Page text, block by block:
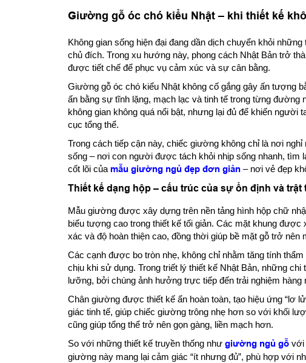
Giường gỗ óc chó kiểu Nhật – khi thiết kế
Không gian sống hiện đại đang dần dịch chuyển khỏi
chủ đích. Trong xu hướng này, phong cách Nhật Bản trở
được tiết chế để phục vụ cảm xúc và sự cân bằng.
Giường gỗ óc chó kiểu Nhật không cố gắng gây ấn tượng
ấn bằng sự tĩnh lặng, mạch lạc và tinh tế trong từng đường
không gian không quá nổi bật, nhưng lại đủ để khiến người
cục tổng thể.
Trong cách tiếp cận này, chiếc giường không chỉ là nơi
sống – nơi con người được tách khỏi nhịp sống nhanh, tìm
cốt lõi của mẫu giường ngủ đẹp đơn giản – nơi vẻ đẹp
Thiết kế dạng hộp – cấu trúc của sự ổn định và trật
Mẫu giường được xây dựng trên nền tảng hình hộp chữ
biểu tượng cao trong thiết kế tối giản. Các mặt khung
xác và độ hoàn thiện cao, đồng thời giúp bề mặt gỗ trở nên
Các cạnh được bo tròn nhẹ, không chỉ nhằm tăng tính
chịu khi sử dụng. Trong triết lý thiết kế Nhật Bản, những
lưỡng, bởi chúng ảnh hưởng trực tiếp đến trải nghiệm hàng
Chân giường được thiết kế ẩn hoàn toàn, tạo hiệu ứng “lơ
giác tinh tế, giúp chiếc giường trông nhẹ hơn so với khối
cũng giúp tổng thể trở nên gọn gàng, liền mạch hơn.
So với những thiết kế truyền thống như giường ngủ gỗ với
giường này mang lại cảm giác “ít nhưng đủ”, phù hợp với